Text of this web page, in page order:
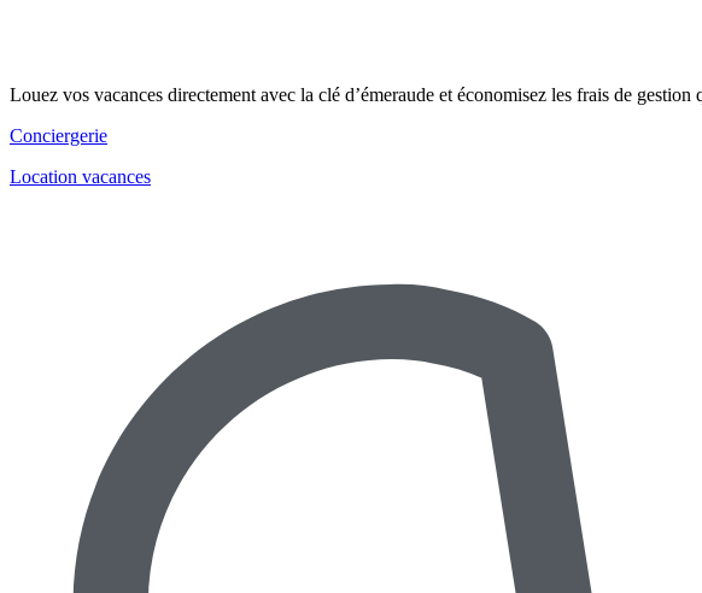
Louez vos vacances directement avec la clé d’émeraude et économisez les frais de
Conciergerie
Location vacances